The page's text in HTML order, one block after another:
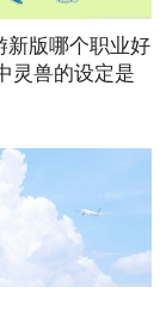
新版哪个职业好
灵兽的设定是